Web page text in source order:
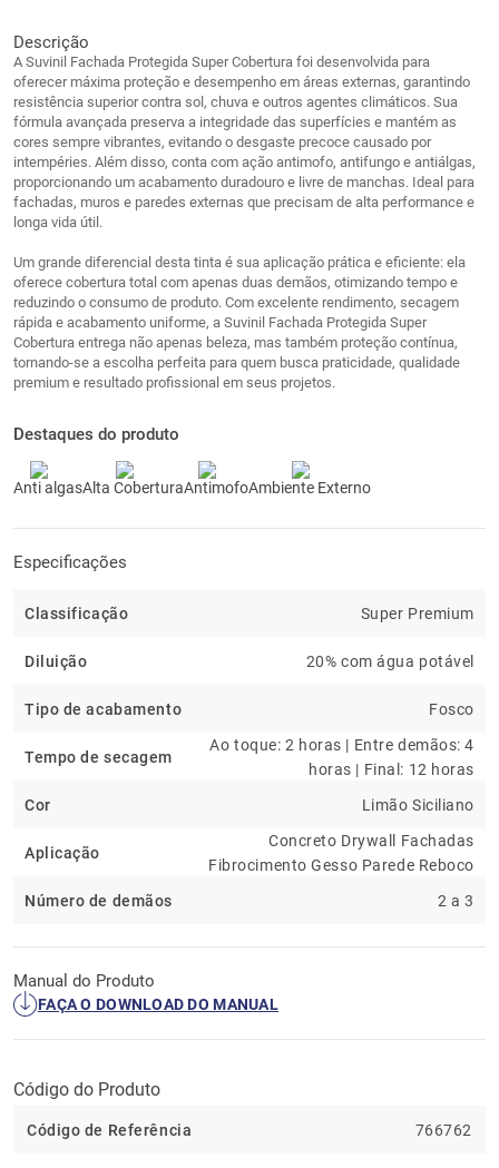
Destaques do produto
Anti algasAlta CoberturaAntimofoAmbiente Externo
Descrição
A Suvinil Fachada Protegida Super Cobertura foi desenvolvida para
oferecer máxima proteção e desempenho em áreas externas, garantindo
resistência superior contra sol, chuva e outros agentes climáticos. Sua
fórmula avançada preserva a integridade das superfícies e mantém as
cores sempre vibrantes, evitando o desgaste precoce causado por
intempéries. Além disso, conta com ação antimofo, antifungo e antiálgas,
proporcionando um acabamento duradouro e livre de manchas. Ideal para
fachadas, muros e paredes externas que precisam de alta performance e
longa vida útil.
Um grande diferencial desta tinta é sua aplicação prática e eficiente: ela
oferece cobertura total com apenas duas demãos, otimizando tempo e
reduzindo o consumo de produto. Com excelente rendimento, secagem
rápida e acabamento uniforme, a Suvinil Fachada Protegida Super
Cobertura entrega não apenas beleza, mas também proteção contínua,
tornando-se a escolha perfeita para quem busca praticidade, qualidade
premium e resultado profissional em seus projetos.
Especificações
Classificação Super Premium
Diluição 20% com água potável
Tipo de acabamento Fosco
Tempo de secagem
Ao toque: 2 horas | Entre demãos: 4
horas | Final: 12 horas
Cor
Limão Siciliano
Aplicação
Concreto Drywall Fachadas
Fibrocimento Gesso Parede Reboco
Número de demãos
2 a 3
Manual do Produto
FAÇA O DOWNLOAD DO MANUAL
Código do Produto
Código de Referência 766762